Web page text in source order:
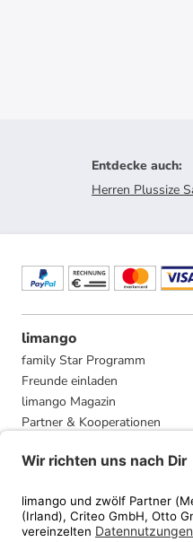
Entdecke auch:
Herren Plussize
limango
family Star Programm
Freunde einladen
limango Magazin
Partner & Kooperationen
Presse